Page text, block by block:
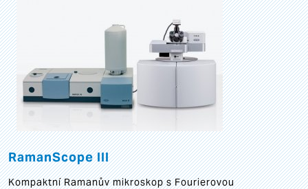
RamanScope III
Kompaktní Ramanův mikroskop s Fourierovou